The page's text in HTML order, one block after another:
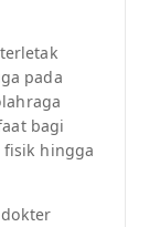
pada
bagi
hingga